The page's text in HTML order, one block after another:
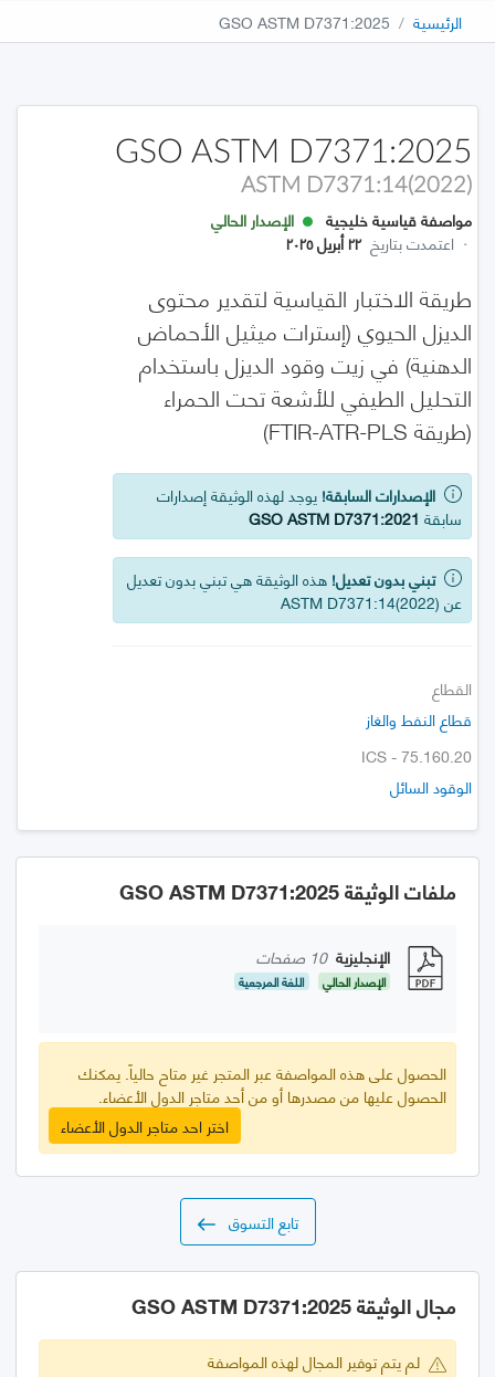
الرئيسية GSO ASTM D7371:2025
GSO ASTM D7371:2025
ASTM D7371:14(2022)
مواصفة قياسية خليجية
الإصدار الحالي
· اعتمدت بتاريخ ٢٢ أبريل ٢٠٢٥
طريقة الاختبار القياسية لتقدير محتوى
الديزل الحيوي (إسترات ميثيل الأحماض
الدهنية) في زيت وقود الديزل باستخدام
التحليل الطيفي للأشعة تحت الحمراء
(طريقة FTIR-ATR-PLS)
الإصدارات السابقة! يوجد لهذه الوثيقة إصدارات
سابقة GSO ASTM D7371:2021
تبني بدون تعديل! هذه الوثيقة هي تبني بدون تعديل
عن ASTM D7371:14(2022)
القطاع
قطاع النفط والغاز
ICS - 75.160.20
الوقود السائل
ملفات الوثيقة GSO ASTM D7371:2025
الإنجليزية 10 صفحات
الإصدار الحالي اللغة المرجعية
الحصول على هذه المواصفة عبر المتجر غير متاح حالياً. يمكنك
الحصول عليها من مصدرها أو من أحد متاجر الدول الأعضاء.
اختر احد متاجر الدول الأعضاء
تابع التسوق
مجال الوثيقة GSO ASTM D7371:2025
لم يتم توفير المجال لهذه المواصفة